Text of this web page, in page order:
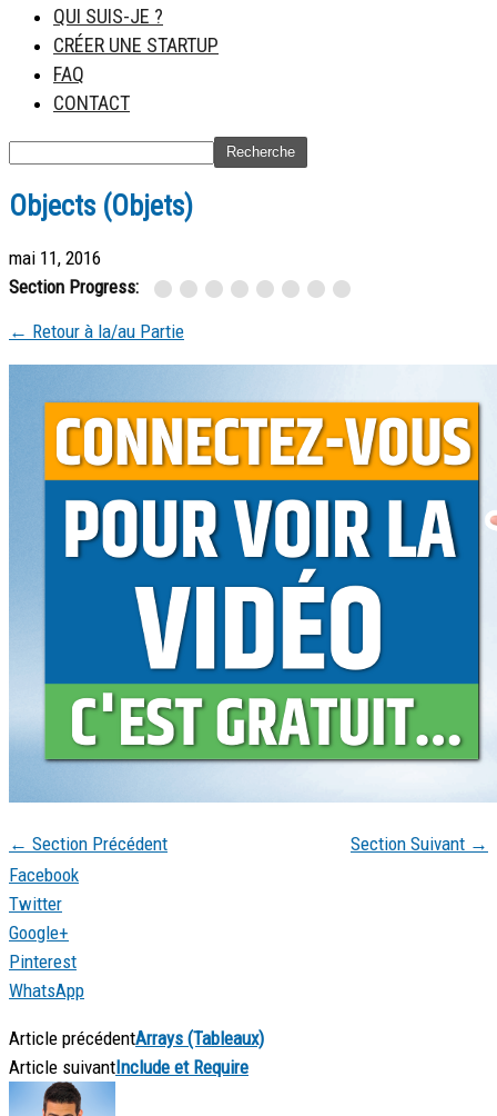
QUI SUIS-JE ?
CRÉER UNE STARTUP
FAQ
CONTACT
Objects (Objets)
mai 11, 2016
Section Progress:
← Retour à la/au Partie
← Section Précédent Section Suivant →
Facebook
Twitter
Google+
Pinterest
WhatsApp
Article précédentArrays (Tableaux)
Article suivantInclude et Require